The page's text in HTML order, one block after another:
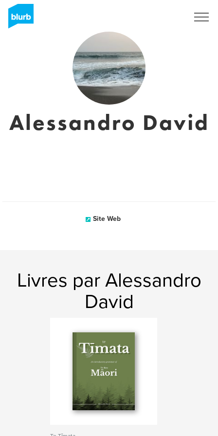
Alessandro David
Site Web
Livres par Alessandro
David